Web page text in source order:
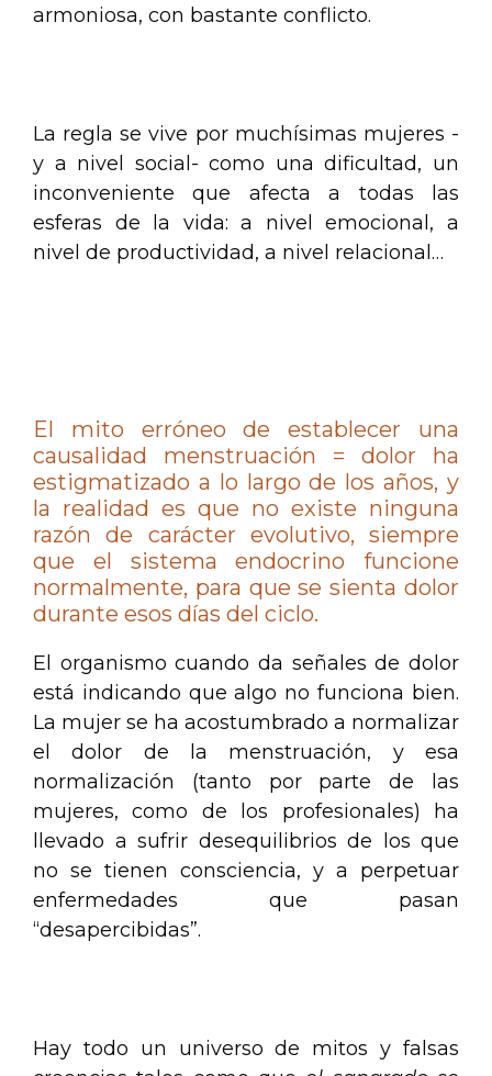
armoniosa, con bastante conflicto.
La regla se vive por muchísimas mujeres -
y a nivel social- como una dificultad, un
inconveniente que afecta a todas las
esferas de la vida: a nivel emocional, a
nivel de productividad, a nivel relacional…
El mito erróneo de establecer una
causalidad menstruación = dolor ha
estigmatizado a lo largo de los años, y
la realidad es que no existe ninguna
razón de carácter evolutivo, siempre
que el sistema endocrino funcione
normalmente, para que se sienta dolor
durante esos días del ciclo.
El organismo cuando da señales de dolor
está indicando que algo no funciona bien.
La mujer se ha acostumbrado a normalizar
el dolor de la menstruación, y esa
normalización (tanto por parte de las
mujeres, como de los profesionales) ha
llevado a sufrir desequilibrios de los que
no se tienen consciencia, y a perpetuar
enfermedades que pasan
“desapercibidas”.
Hay todo un universo de mitos y falsas